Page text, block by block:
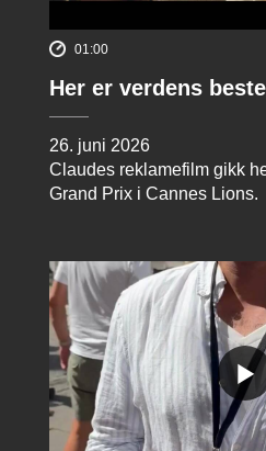
01:00
Her er verdens
26. juni 2026
Claudes reklamefilm gikk
Grand Prix i Cannes Lions.